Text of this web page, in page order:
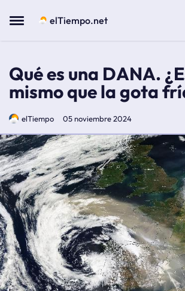
Menu elTiempo.net
Qué es una DANA.
mismo que la gota
elTiempo 05 noviembre 2024